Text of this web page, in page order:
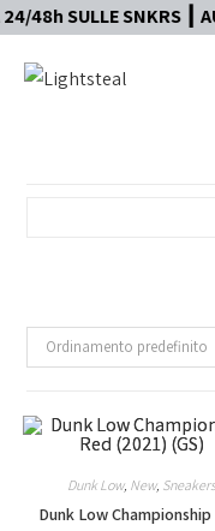
SULLE SNKRS
Ordinamento predefinito
Dunk Low, New, Sneakers
Dunk Low